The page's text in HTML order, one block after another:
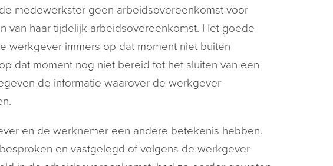
medewerkster geen arbeidsovereenkomst voor
van haar tijdelijk arbeidsovereenkomst. Het goede
werkgever immers op dat moment niet buiten
dat moment nog niet bereid tot het sluiten van een
de informatie waarover de werkgever
en de werknemer een andere betekenis hebben.
en vastgelegd of volgens de werkgever